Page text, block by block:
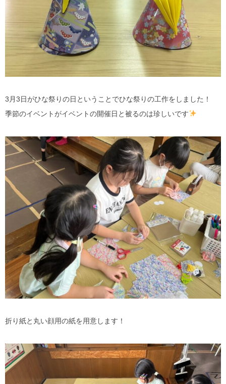
3月3日がひな祭りの日ということでひな祭りの工作をしました！
季節のイベントがイベントの開催日と被るのは珍しいです
折り紙と丸い顔用の紙を用意します！